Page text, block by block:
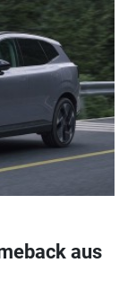
aus